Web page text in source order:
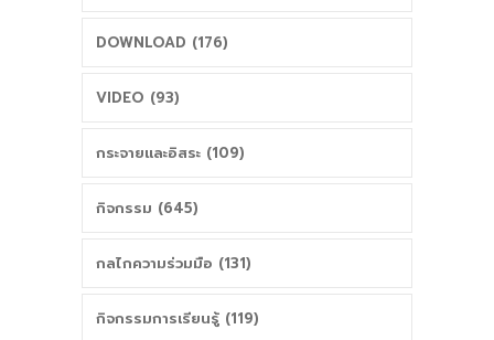
DOWNLOAD (176)
VIDEO (93)
กระจายและอิสระ (109)
กิจกรรม (645)
กลไกความร่วมมือ (131)
กิจกรรมการเรียนรู้ (119)